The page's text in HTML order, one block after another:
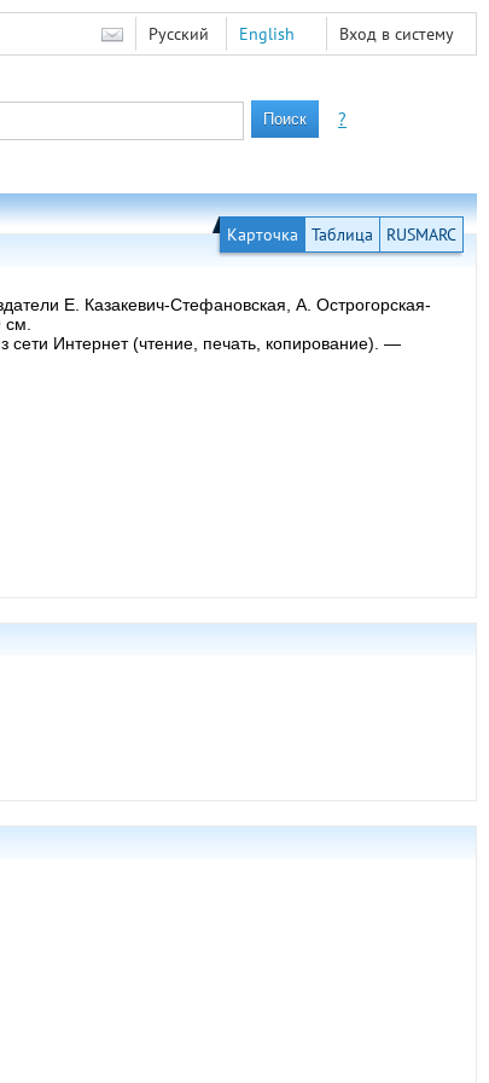
Вход в систему
Русский English
?
Карточка Таблица RUSMARC
Е. Казакевич-Стефановская, А. Острогорская-
Интернет (чтение, печать, копирование). —